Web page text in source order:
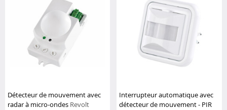
Détecteur de mouvement avec
radar à micro-ondes Revolt
Interrupteur automatique avec
détecteur de mouvement - PIR